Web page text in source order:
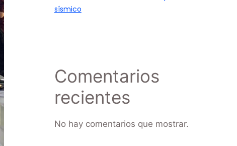
sísmico
Comentarios
recientes
No hay comentarios que mostrar.